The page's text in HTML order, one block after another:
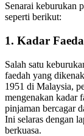
Senarai keburukan
seperti berikut:
1. Kadar
Salah satu
faedah yang
1951 di Malaysia,
mengenakan kadar
pinjaman bercagar
Ini selaras dengan
berkuasa.